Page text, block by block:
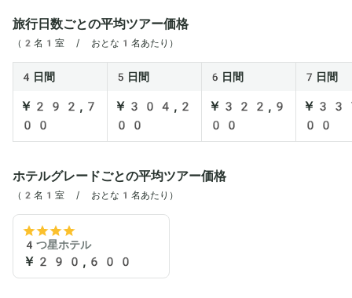
旅行日数ごとの平均ツアー価格
（2名1室 / おとな1名あたり）
4日間 5日間 6日間 7日間
￥292,7
00
￥304,2
00
￥322,9
00
￥
00
ホテルグレードごとの平均ツアー価格
（2名1室 / おとな1名あたり）
4つ星ホテル
￥290,600